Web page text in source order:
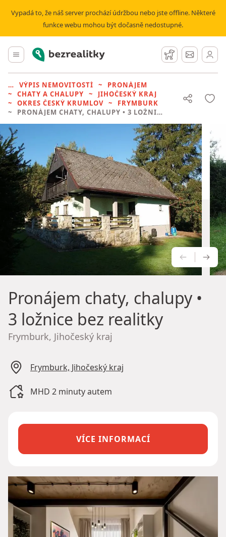
Vypadá to, že náš server prochází údržbou nebo jste offline. Některé
funkce webu mohou být dočasně nedostupné.
Hlavní menu
Bezrealitky Hlídací pes
Zprávy
VÝPIS NEMOVITOSTÍ
PRONÁJEM
CHATY A CHALUPY
JIHOČESKÝ KRAJ
OKRES ČESKÝ KRUMLOV
FRYMBURK
PRONÁJEM CHATY, CHALUPY • 3 LOŽNICE BEZ REALITKY
Pronájem chaty, chalupy•
3 ložnice bez realitky
Frymburk, Jihočeský kraj
Frymburk, Jihočeský kraj
MHD 2 minuty autem
VÍCE INFORMACÍ